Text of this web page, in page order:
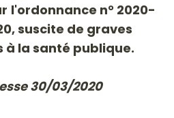
l'ordonnance n° 2020-
suscite de graves
à la santé publique.
30/03/2020